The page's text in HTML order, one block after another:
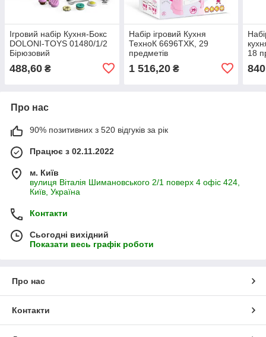
Ігровий набір Кухня-Бокс
DOLONI-TOYS 01480/1/2
Бірюзовий
488,60 ₴
Набір ігровий Кухня
ТехноК 6696TXK, 29
предметів
1 516,20₴
18
840
Про нас
90% позитивних з 520 відгуків за рік
Працює з 02.11.2022
м. Київ
вулиця Віталія Шимановського 2/1 поверх 4 офіс 424,
Київ, Україна
Контакти
Сьогодні вихідний
Показати весь графік роботи
Про нас
Контакти